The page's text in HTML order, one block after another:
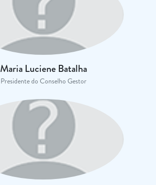
Maria Luciene Batalha
Presidente do Conselho Gestor